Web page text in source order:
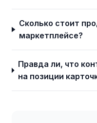
Сколько стоит
маркетплейсе?
Правда ли, что
на позиции